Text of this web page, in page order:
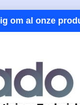
om al onze